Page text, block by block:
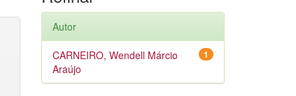
Autor
1
CARNEIRO, Wendell Márcio
Araújo